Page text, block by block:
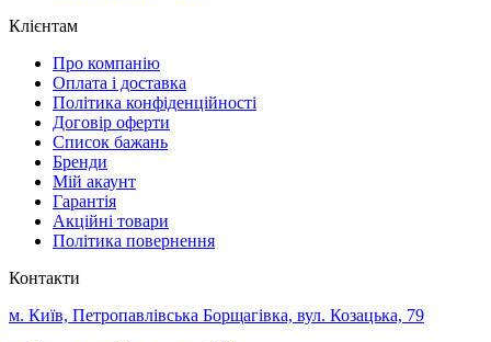
Клієнтам
Про компанію
Оплата і доставка
Політика конфіденційності
Договір оферти
Список бажань
Бренди
Мій акаунт
Гарантія
Акційні товари
Політика повернення
Контакти
м. Київ, Петропавлівська Борщагівка, вул. Козацька, 79